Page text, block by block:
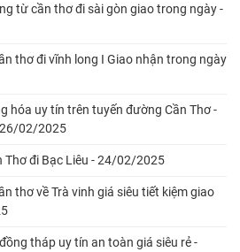
từ cần thơ đi sài gòn giao trong ngày -
thơ đi vĩnh long I Giao nhận trong ngày
hóa uy tín trên tuyến đường Cần Thơ -
26/02/2025
Thơ đi Bạc Liêu - 24/02/2025
thơ về Trà vinh giá siêu tiết kiệm giao
tháp uy tín an toàn giá siêu rẻ -